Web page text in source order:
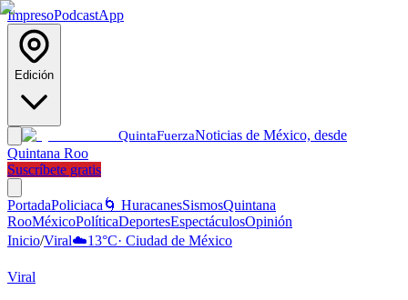
ImpresoPodcastApp
Edición
QuintaFuerzaNoticias de México, desde
Quintana Roo
Suscríbete gratis
PortadaPoliciaca 🌀 HuracanesSismosQuintana
RooMéxicoPolíticaDeportesEspectáculosOpinión
Inicio/Viral☁️13°C· Ciudad de México
Viral